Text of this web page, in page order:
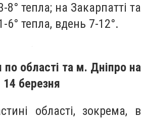
8° тепла; на Закарпатті та
6° тепла, вдень 7-12°.
по області та м. Дніпро на
14 березня
області, зокрема, в